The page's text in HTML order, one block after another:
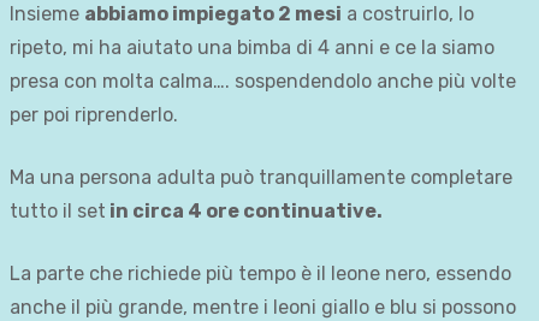
Insieme abbiamo impiegato 2 mesi a costruirlo, lo
ripeto, mi ha aiutato una bimba di 4 anni e ce la siamo
presa con molta calma…. sospendendolo anche più volte
per poi riprenderlo.
Ma una persona adulta può tranquillamente completare
tutto il set in circa 4 ore continuative.
La parte che richiede più tempo è il leone nero, essendo
anche il più grande, mentre i leoni giallo e blu si possono